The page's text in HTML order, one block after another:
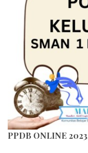
PPDB ONLINE